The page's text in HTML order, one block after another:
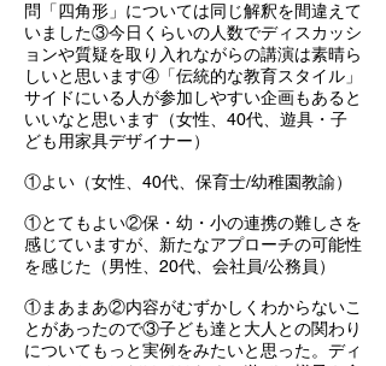
問「四角形」については同じ解釈を間違えて
いました③今日くらいの人数でディスカッシ
ョンや質疑を取り入れながらの講演は素晴ら
しいと思います④「伝統的な教育スタイル」
サイドにいる人が参加しやすい企画もあると
いいなと思います（女性、40代、遊具・子
ども用家具デザイナー）
①よい（女性、40代、保育士/幼稚園教諭）
①とてもよい②保・幼・小の連携の難しさを
感じていますが、新たなアプローチの可能性
を感じた（男性、20代、会社員/公務員）
①まあまあ②内容がむずかしくわからないこ
とがあったので③子ども達と大人との関わり
についてもっと実例をみたいと思った。ディ